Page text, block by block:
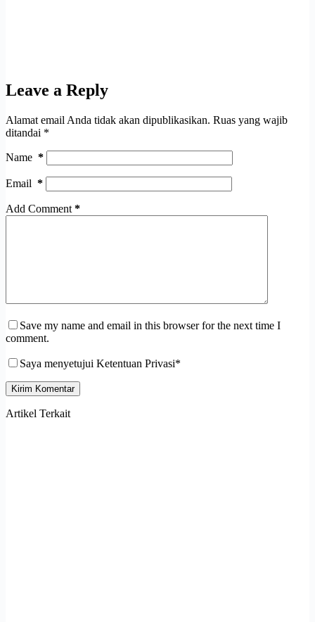
Leave a Reply
Alamat email Anda tidak akan dipublikasikan. Ruas yang wajib
ditandai *
Name *
Email *
Add Comment *
Save my name and email in this browser for the next time I
comment.
Saya menyetujui Ketentuan Privasi*
Kirim Komentar
Artikel Terkait